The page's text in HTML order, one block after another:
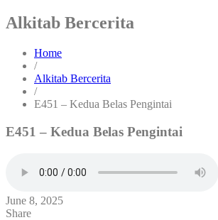
Alkitab Bercerita
Home
/
Alkitab Bercerita
/
E451 – Kedua Belas Pengintai
E451 – Kedua Belas Pengintai
June 8, 2025
Share